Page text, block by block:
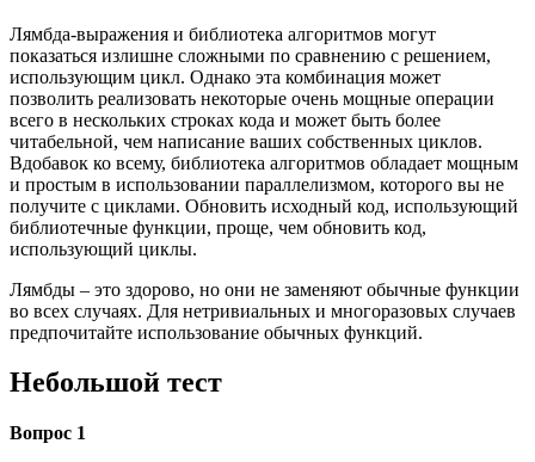
Лямбда-выражения и библиотека алгоритмов могут
показаться излишне сложными по сравнению с решением,
использующим цикл. Однако эта комбинация может
позволить реализовать некоторые очень мощные операции
всего в нескольких строках кода и может быть более
читабельной, чем написание ваших собственных циклов.
Вдобавок ко всему, библиотека алгоритмов обладает мощным
и простым в использовании параллелизмом, которого вы не
получите с циклами. Обновить исходный код, использующий
библиотечные функции, проще, чем обновить код,
использующий циклы.
Лямбды – это здорово, но они не заменяют обычные функции
во всех случаях. Для нетривиальных и многоразовых случаев
предпочитайте использование обычных функций.
Небольшой тест
Вопрос 1